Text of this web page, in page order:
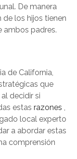
De manera
los hijos tienen
ambos padres.
de California,
que
decidir si
estas razones ,
local experto
a abordar estas
comprensión